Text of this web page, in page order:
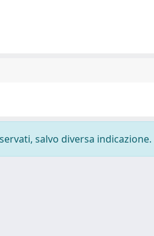
salvo diversa indicazione.